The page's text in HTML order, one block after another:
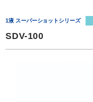
1液 スーパーショットシリーズ
SDV-100